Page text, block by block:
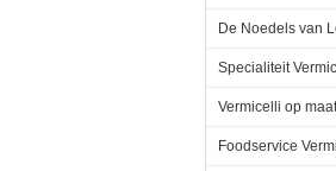
De Noedels van
Specialiteit
Vermicelli op maat
Foodservice